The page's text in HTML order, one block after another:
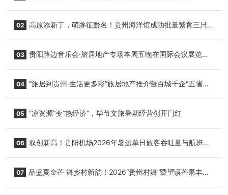
02 高原添新丁，萌豚征黔名！贵州海洋馆成功批量繁育三只
03 贵阳路边音乐会·旅居地产专场本周五晚在国际会议展览中
04 “旅居到贵州·生活更多彩”旅居地产推介暨百城千企“五省
05 “凉资源”变“热经济”，毕节文旅暑期经营创开门红
06 双创新高！贵阳机场2026年暑运单日旅客吞吐量与航班起
07 品盛夏金芒 舞乡村新韵！2026“贵州村舞”暨望谟芒果丰收